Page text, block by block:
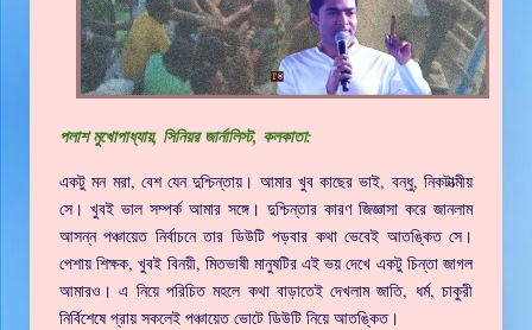
পলাশ মুখোপাধ্যায়, সিনিয়র জার্নালিস্ট, কলকাতা:
একটু মন মরা, বেশ যেন দুশ্চিন্তায়। আমার খুব কাছের ভাই, বন্ধু, নিকটাত্মীয়
সে। খুবই ভাল সম্পর্ক আমার সঙ্গে। দুশ্চিন্তার কারণ জিজ্ঞাসা করে জানলাম
আসন্ন পঞ্চায়েত নির্বাচনে তার ডিউটি পড়বার কথা ভেবেই আতঙ্কিত সে।
পেশায় শিক্ষক, খুবই বিনয়ী, মিতভাষী মানুষটির এই ভয় দেখে একটু চিন্তা জাগল
আমারও। এ নিয়ে পরিচিত মহলে কথা বাড়াতেই দেখলাম জাতি, ধর্ম, চাকুরী
নির্বিশেষে প্রায় সকলেই পঞ্চায়েত ভোটে ডিউটি নিয়ে আতঙ্কিত।